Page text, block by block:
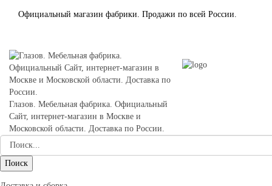
Официальный магазин фабрики. Продажи по всей России.
Глазов. Мебельная фабрика. Официальный
Сайт, интернет-магазин в Москве и
Московской области. Доставка по России.